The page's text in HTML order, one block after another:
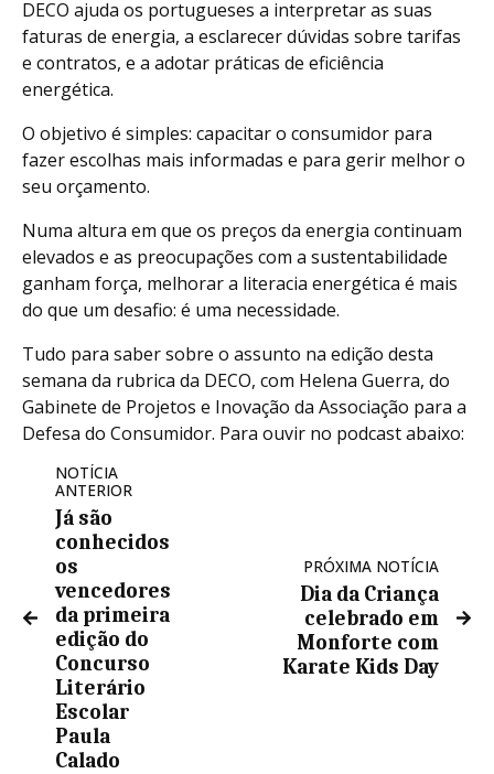
DECO ajuda os portugueses a interpretar as suas
faturas de energia, a esclarecer dúvidas sobre tarifas
e contratos, e a adotar práticas de eficiência
energética.
O objetivo é simples: capacitar o consumidor para
fazer escolhas mais informadas e para gerir melhor o
seu orçamento.
Numa altura em que os preços da energia continuam
elevados e as preocupações com a sustentabilidade
ganham força, melhorar a literacia energética é mais
do que um desafio: é uma necessidade.
Tudo para saber sobre o assunto na edição desta
semana da rubrica da DECO, com Helena Guerra, do
Gabinete de Projetos e Inovação da Associação para a
Defesa do Consumidor. Para ouvir no podcast abaixo:
NOTÍCIA
ANTERIOR
Já são
conhecidos
os
vencedores
da primeira
edição do
Concurso
Literário
Escolar
Paula
Calado
PRÓXIMA NOTÍCIA
Dia da Criança
celebrado em
Monforte com
Karate Kids Day